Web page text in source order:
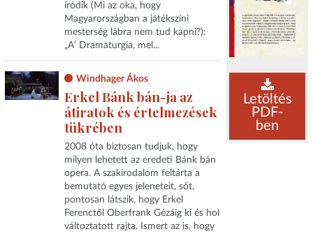
Letöltés
PDF-
ben
íródik (Mi az oka, hogy
Magyarországban a játékszíni
mesterség lábra nem tud kapni?):
„A’ Dramaturgia, mel...
Windhager Ákos
Erkel Bánk bán-ja az
átiratok és értelmezések
tükrében
2008 óta biztosan tudjuk, hogy
milyen lehetett az eredeti Bánk bán
opera. A szakirodalom feltárta a
bemutató egyes jeleneteit, sőt,
pontosan látszik, hogy Erkel
Ferenctől Oberfrank Gézáig ki és hol
változtatott rajta. Ismert az is, hogy